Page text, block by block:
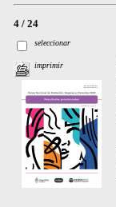
4 / 24
seleccionar
imprimir